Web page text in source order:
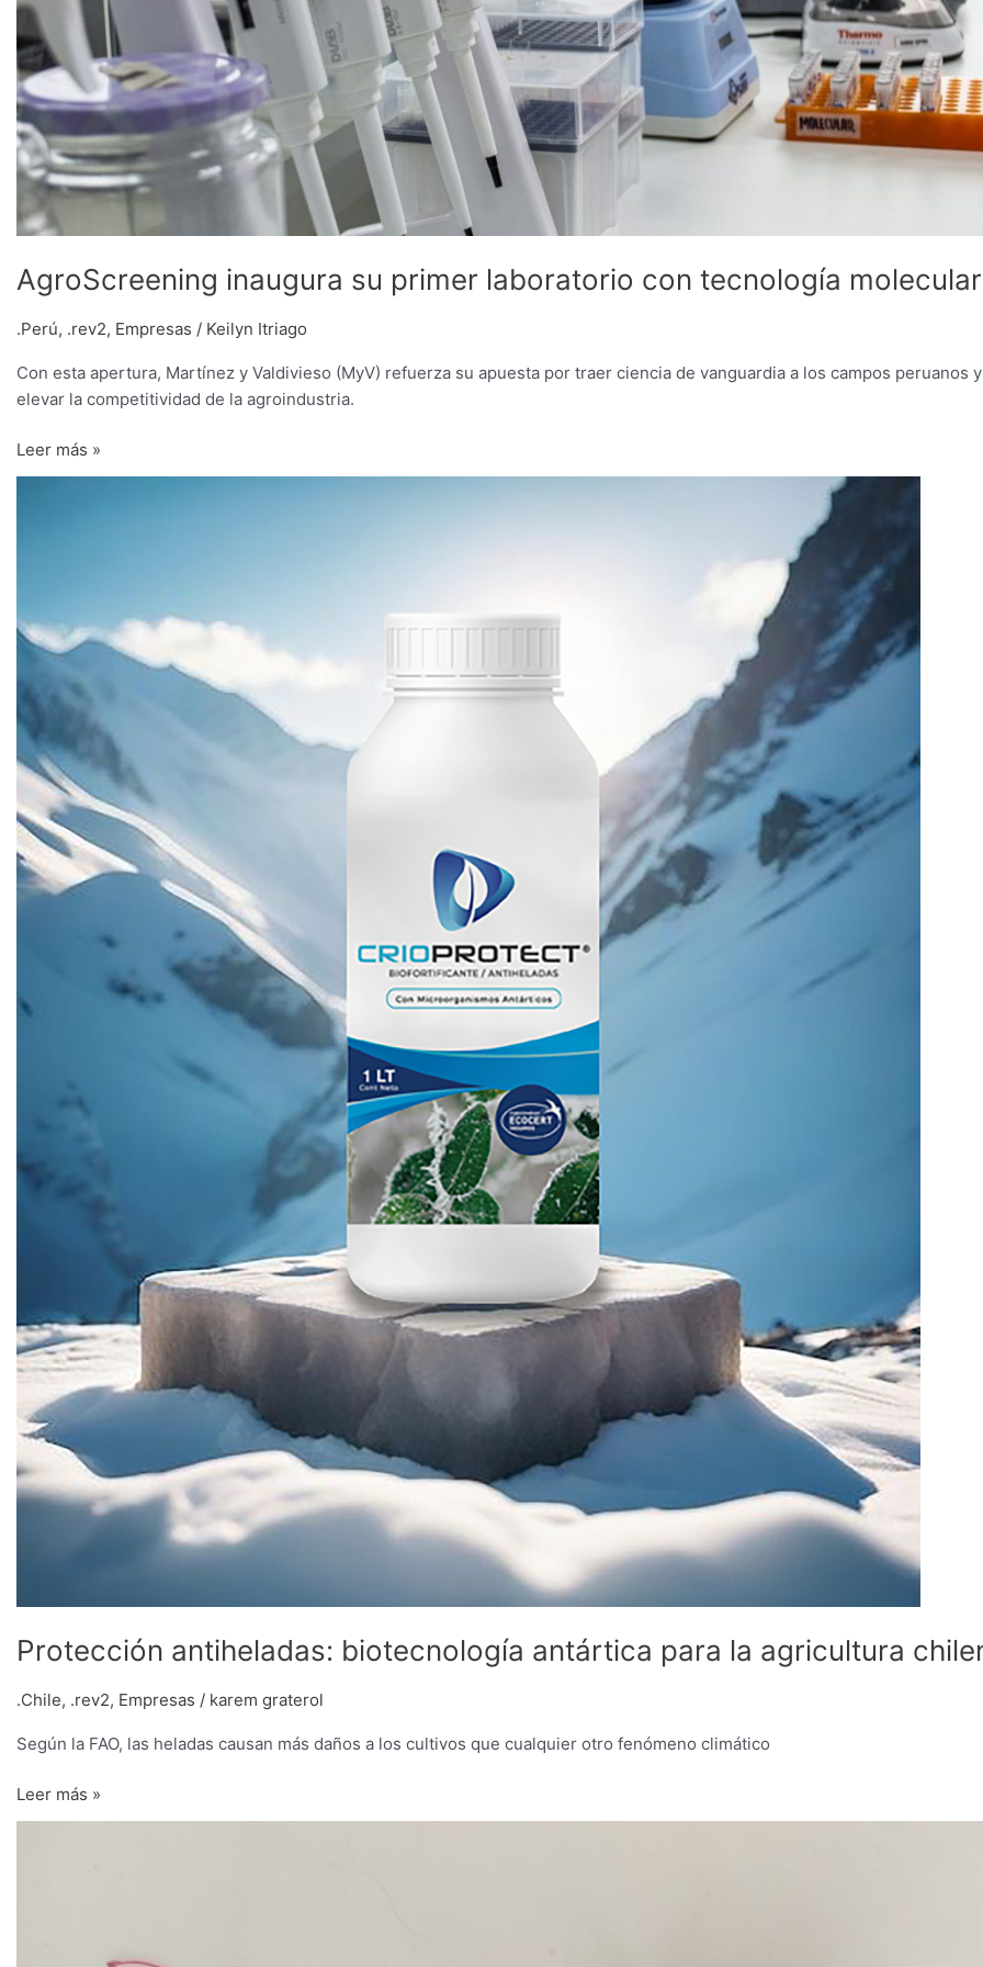
AgroScreening inaugura su primer laboratorio con tecnología molecular
.Perú, .rev2, Empresas / Keilyn Itriago
Con esta apertura, Martínez y Valdivieso (MyV) refuerza su apuesta por traer ciencia de vanguardia a los campos peruanos y
elevar la competitividad de la agroindustria.
Leer más »
Protección antiheladas: biotecnología antártica para la agricultura
.Chile, .rev2, Empresas / karem graterol
Según la FAO, las heladas causan más daños a los cultivos que cualquier otro fenómeno climático
la
agricultura
Leer más »